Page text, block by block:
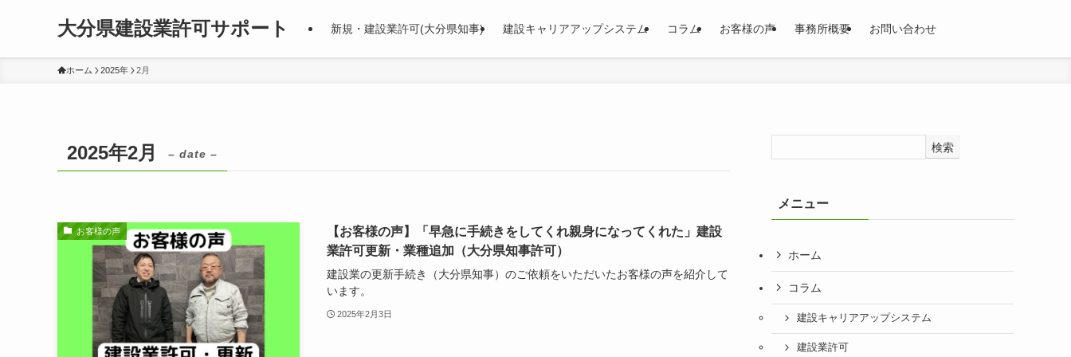
大分県建設業許可サポート 新規・建設業許可(大分県知事) 建設キャリアアップシステム コラム お客様の声 事務所概要 お問い合わせ
ホーム 2025年 2月
2025年2月 – date –
お客様の声
【お客様の声】「早急に手続きをしてくれ親身になってくれた」建設
業許可更新・業種追加（大分県知事許可）
建設業の更新手続き（大分県知事）のご依頼をいただいたお客様の声を紹介して
います。
2025年2月3日
検索
メニュー
ホーム
コラム
建設キャリアアップシステム
建設業許可